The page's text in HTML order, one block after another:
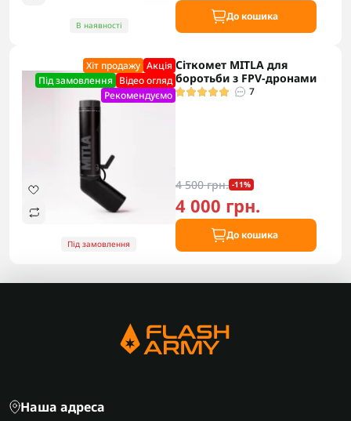
В наявності
До кошика
Хіт продажу Акцiя
Під замовлення Відео огляд
Рекомендуємо
Під замовлення
Сіткомет MITLA для
боротьби з FPV-дронами
7
4 500 грн. -11%
4 000 грн.
До кошика
Наша адреса